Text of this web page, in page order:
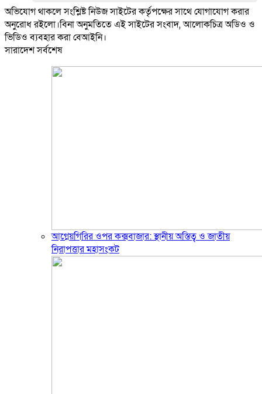
অভিযোগ থাকলে সংশ্লিষ্ট নিউজ সাইটের কর্তৃপক্ষের সাথে যোগাযোগ করার
অনুরোধ রইলো।বিনা অনুমতিতে এই সাইটের সংবাদ, আলোকচিত্র অডিও ও
ভিডিও ব্যবহার করা বেআইনি।
সারাদেশ সর্বশেষ
আগ্নেয়গিরির ওপর কক্সবাজার: স্থানীয় অস্তিত্ব ও জাতীয়
নিরাপত্তার মহাসংকট